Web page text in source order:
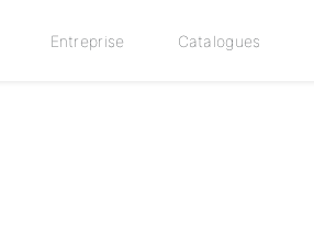
Entreprise Catalogues